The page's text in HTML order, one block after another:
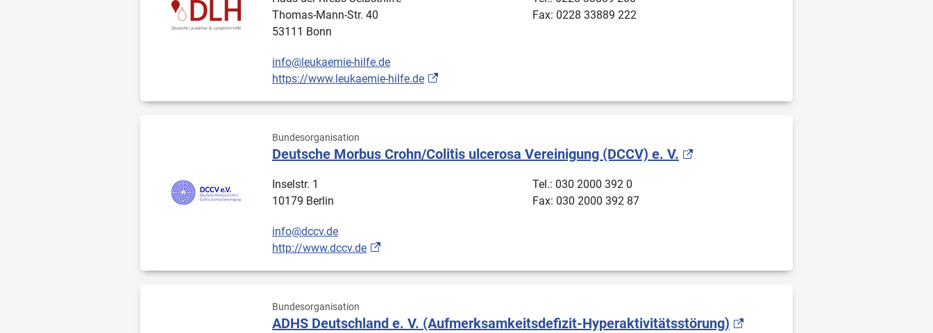
Thomas-Mann-Str. 40
53111 Bonn
Fax: 0228 33889 222
info@leukaemie-hilfe.de
https://www.leukaemie-hilfe.de
Bundesorganisation
Deutsche Morbus Crohn/Colitis ulcerosa Vereinigung (DCCV) e. V.
Inselstr. 1
10179 Berlin
Tel.: 030 2000 392 0
Fax: 030 2000 392 87
info@dccv.de
http://www.dccv.de
Bundesorganisation
ADHS Deutschland e. V. (Aufmerksamkeitsdefizit-Hyperaktivitätsstörung)